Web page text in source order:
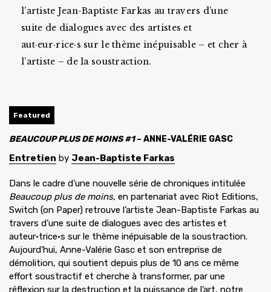
l’artiste Jean-Baptiste Farkas au travers d’une
suite de dialogues avec des artistes et
aut·eur·rice·s sur le thème inépuisable – et cher à
l’artiste – de la soustraction.
Featured
BEAUCOUP PLUS DE MOINS #1– ANNE-VALÉRIE GASC
Entretien by Jean-Baptiste Farkas
Dans le cadre d’une nouvelle série de chroniques intitulée
Beaucoup plus de moins, en partenariat avec Riot Editions,
Switch (on Paper) retrouve l’artiste Jean-Baptiste Farkas au
travers d’une suite de dialogues avec des artistes et
auteur·trice·s sur le thème inépuisable de la soustraction.
Aujourd’hui, Anne-Valérie Gasc et son entreprise de
démolition, qui soutient depuis plus de 10 ans ce même
effort soustractif et cherche à transformer, par une
réflexion sur la destruction et la puissance de l’art, notre